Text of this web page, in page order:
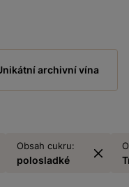
archivní vína
Obsah cukru:
polosladké